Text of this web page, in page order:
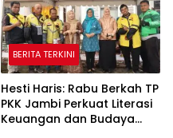
BERITA TERKINI
Hesti Haris: Rabu Berkah TP
PKK Jambi Perkuat Literasi
Keuangan dan Budaya